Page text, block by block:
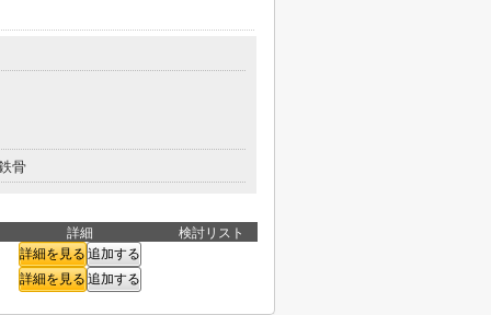
骨
詳細
検討リスト
詳細を見る 追加する
詳細を見る 追加する